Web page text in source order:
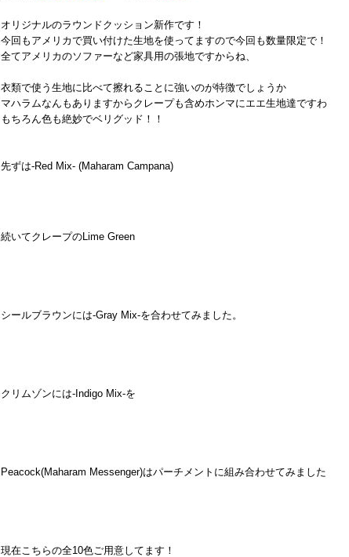
オリジナルのラウンドクッション新作です！
今回もアメリカで買い付けた生地を使ってますので今回も数量限定で！
全てアメリカのソファーなど家具用の張地ですからね、
衣類で使う生地に比べて擦れることに強いのが特徴でしょうか
マハラムなんもありますからクレープも含めホンマにエエ生地達ですわ
もちろん色も絶妙でベリグッド！！
先ずは-Red Mix- (Maharam Campana)
続いてクレープのLime Green
シールブラウンには-Gray Mix-を合わせてみました。
クリムゾンには-Indigo Mix-を
Peacock(Maharam Messenger)はパーチメントに組み合わせてみました
現在こちらの全10色ご用意してます！